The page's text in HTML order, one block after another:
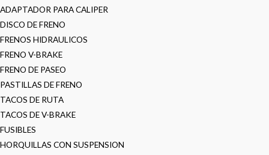
ADAPTADOR PARA CALIPER
DISCO DE FRENO
FRENOS HIDRAULICOS
FRENO V-BRAKE
FRENO DE PASEO
PASTILLAS DE FRENO
TACOS DE RUTA
TACOS DE V-BRAKE
FUSIBLES
HORQUILLAS CON SUSPENSION